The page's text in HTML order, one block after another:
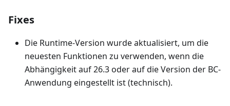
Fixes
Die Runtime-Version wurde aktualisiert, um die
neuesten Funktionen zu verwenden, wenn die
Abhängigkeit auf 26.3 oder auf die Version der BC-
Anwendung eingestellt ist (technisch).